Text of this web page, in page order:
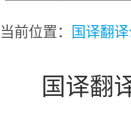
当前位置： 国译翻
国译翻